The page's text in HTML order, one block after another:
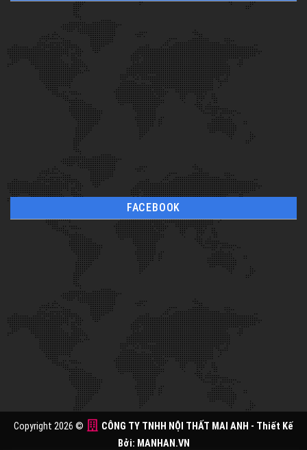
FACEBOOK
Copyright 2026 © CÔNG TY TNHH NỘI THẤT MAI ANH - Thiết Kế
Bởi: MANHAN.VN